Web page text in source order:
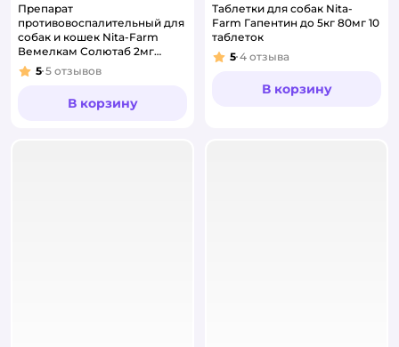
Препарат
противовоспалительный для
собак и кошек Nita-Farm
Вемелкам Солютаб 2мг
10таблеток
Рейтинг:
5 5 отзывов
В корзину
Таблетки для собак Nita-
Farm Гапентин до 5кг 80мг 10
таблеток
Рейтинг:
5 4 отзыва
В корзину